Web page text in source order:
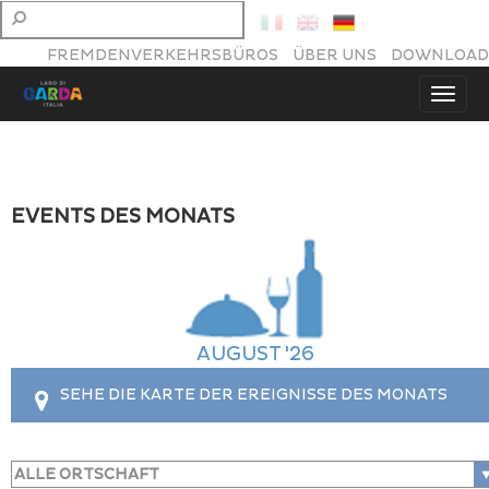
FREMDENVERKEHRSBÜROS ÜBER UNS DOWNLOAD
EVENTS DES MONATS
AUGUST '26
SEHE DIE KARTE DER EREIGNISSE DES MONATS